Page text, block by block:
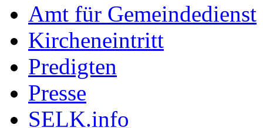
Amt für Gemeindedienst
Kircheneintritt
Predigten
Presse
SELK.info